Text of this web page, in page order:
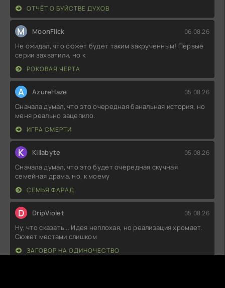
ОТЧЁТ О БУЙСТВЕ ДУХОВ
M MoonFlick 06.08.26
Не ожидал, что сюжет будет таким закрученным! Первые
серии захватили, но к
РОКОВАЯ ЧЕРТА
A AzureHaze 05.08.26
Сначала думал, что это очередная банальная история, но
меня реально зацепило.
ИГРА СМЕРТИ
K Killabyte 05.08.26
Сначала думал, что это будет очередная скучная
семейная драма, но, к моему
СЕМЬЯ ФАРАД
D DripViolet 05.08.26
Ну, что сказать... Идея неплохая, но реализация хромает.
Сюжет местами слишком
ЗАГОВОР НА ОДИНОЧЕСТВО